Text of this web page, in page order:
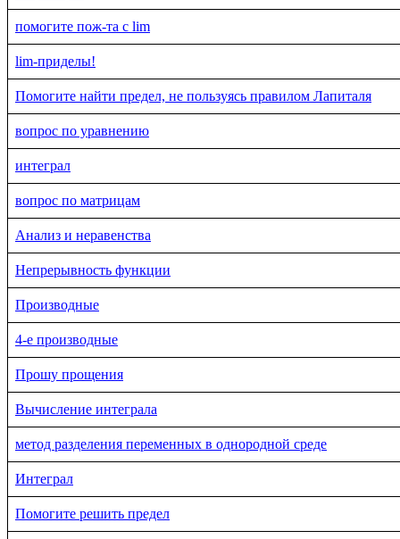
помогите пож-та с lim
lim-приделы!
Помогите найти предел, не пользуясь правилом Лапиталя
вопрос по уравнению
интеграл
вопрос по матрицам
Анализ и неравенства
Непрерывность функции
Производные
4-е производные
Прошу прощения
Вычисление интеграла
метод разделения переменных в однородной среде
Интеграл
Помогите решить предел